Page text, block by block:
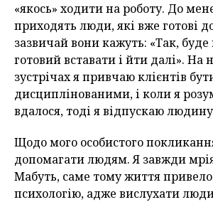
«якось» ходити на роботу. До
приходять люди, які вже готові
зазвичай вони кажуть: «Так, буде
готовий вставати і йти далі». На
зустрічах я привчаю клієнтів
дисциплінованими, і коли я
вдалося, тоді я відпускаю
Щодо мого особистого
допомагати людям. Я завжди
Мабуть, саме тому життя
психологію, адже вислухати